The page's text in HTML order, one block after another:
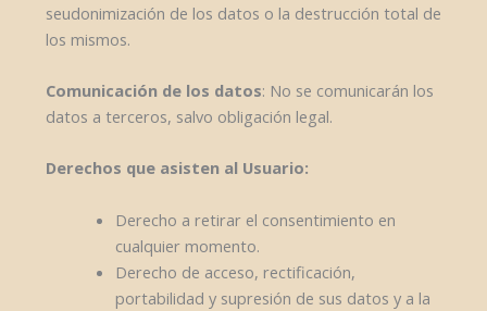
seudonimización de los datos o la destrucción total de
los mismos.
Comunicación de los datos: No se comunicarán los
datos a terceros, salvo obligación legal.
Derechos que asisten al Usuario:
Derecho a retirar el consentimiento en
cualquier momento.
Derecho de acceso, rectificación,
portabilidad y supresión de sus datos y a la